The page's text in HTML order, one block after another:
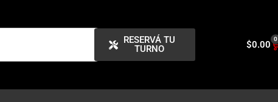
RESERVÁ TU
TURNO
$0.00 0